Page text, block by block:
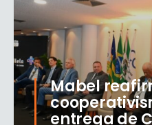
Mabel
entrega de